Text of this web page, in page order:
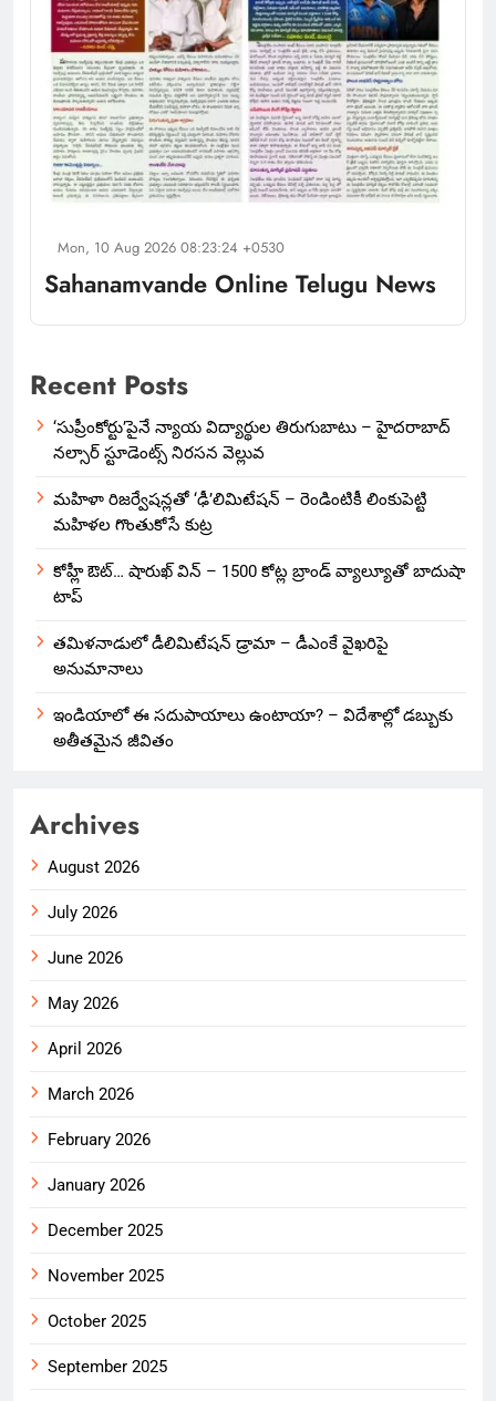
Mon, 10 Aug 2026 08:23:24 +0530
Sahanamvande Online Telugu News
Recent Posts
‘సుప్రీంకోర్టు’పైనే న్యాయ విద్యార్థుల తిరుగుబాటు – హైదరాబాద్
నల్సార్ స్టూడెంట్స్ నిరసన వెల్లువ
మహిళా రిజర్వేషన్లతో ‘ఢీ’లిమిటేషన్ – రెండింటికీ లింకుపెట్టి
మహిళల గొంతుకోసే కుట్ర
కోహ్లీ ఔట్… షారుఖ్ విన్ – 1500 కోట్ల బ్రాండ్ వ్యాల్యూతో బాదుషా
టాప్
తమిళనాడులో డీలిమిటేషన్ డ్రామా – డీఎంకే వైఖరిపై
అనుమానాలు
ఇండియాలో‌ ఈ సదుపాయాలు ఉంటాయా? – విదేశాల్లో డబ్బుకు
అతీతమైన జీవితం
Archives
August 2026
July 2026
June 2026
May 2026
April 2026
March 2026
February 2026
January 2026
December 2025
November 2025
October 2025
September 2025